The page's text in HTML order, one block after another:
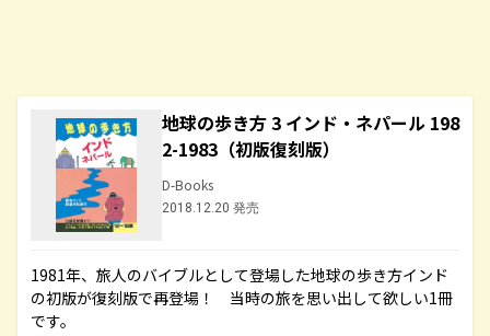
地球の歩き方 3 インド・ネパール 198
2-1983（初版復刻版）
D-Books
2018.12.20 発売
1981年、旅人のバイブルとして登場した地球の歩き方インド
の初版が復刻版で再登場！ 当時の旅を思い出して欲しい1冊
です。